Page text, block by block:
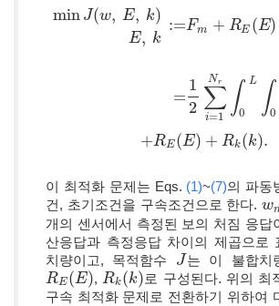
min J(w, E, k)
E, k
:=
=
Fm + RE (E)
1
2 ∑
i=1
Nr ∫ L
0 ∫0
+RE(E) + Rk (k).
+RE(E)+R k(k).
이 최적화 문제는 Eqs. (1)~(7)의 파동
건, 초기조건을 구속조건으로 한다.w
w
개의 센서에서 측정된 보의 처짐 응답
산응답과 측정응답 차이의 제곱으로
치량이고, 목적함수 J
J 는 이 불합치
RE(E)
RE(E) , Rk(k)
Rk(k)
로 구성된다. 위의 최
구속 최적화 문제로 전환하기 위하여